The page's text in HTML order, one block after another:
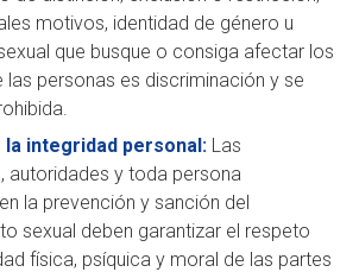
motivos, identidad de género u
que busque o consiga afectar los
las personas es discriminación y se
la integridad personal: Las
autoridades y toda persona
la prevención y sanción del
sexual deben garantizar el respeto
física, psíquica y moral de las partes